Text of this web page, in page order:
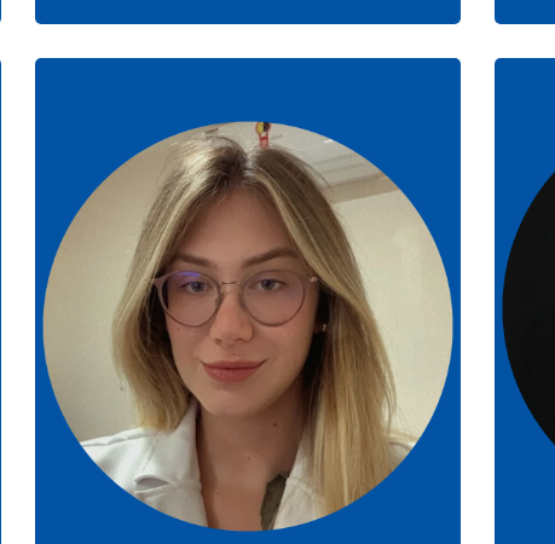
Dra. Julia Zerbini A.
Gaczkowski
CRM-PR: 48442
Clínica Geral